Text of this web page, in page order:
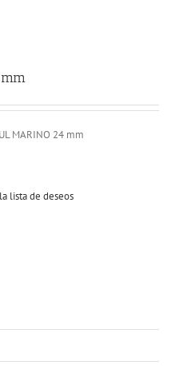
MARINO 24 mm
lista de deseos